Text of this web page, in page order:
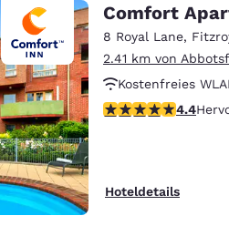
Comfort
8 Royal Lane,
2.41 km von
Kostenfreies
4.44-Sterne-4.4
Hoteldetails